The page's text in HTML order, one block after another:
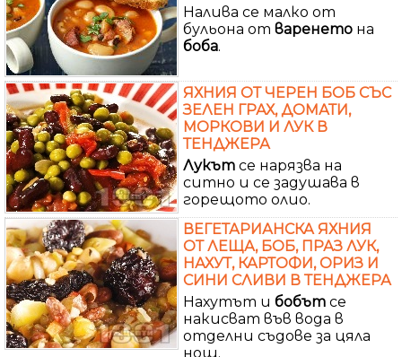
Налива се малко от
бульона от варенето на
боба.
ЯХНИЯ ОТ ЧЕРЕН БОБ СЪС
ЗЕЛЕН ГРАХ, ДОМАТИ,
МОРКОВИ И ЛУК В
ТЕНДЖЕРА
Лукът се нарязва на
ситно и се задушава в
горещото олио.
ВЕГЕТАРИАНСКА ЯХНИЯ
ОТ ЛЕЩА, БОБ, ПРАЗ ЛУК,
НАХУТ, КАРТОФИ, ОРИЗ И
СИНИ СЛИВИ В ТЕНДЖЕРА
Нахутът и бобът се
накисват във вода в
отделни съдове за цяла
нощ.